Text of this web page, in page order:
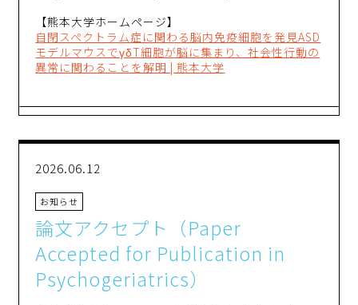
【熊本大学ホームページ】
自閉スペクトラム症に関わる脳内免疫細胞を発見ASD
モデルマウスでγδT細胞が脳に集まり、社会性行動の
異常に関わることを解明 | 熊本大学
2026.06.12
お知らせ
論文アクセプト（Paper
Accepted for Publication in
Psychogeriatrics）